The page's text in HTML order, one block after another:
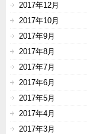
2017年12月
2017年10月
2017年9月
2017年8月
2017年7月
2017年6月
2017年5月
2017年4月
2017年3月